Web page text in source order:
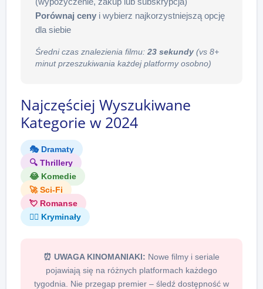
Porównaj ceny i wybierz najkorzystniejszą opcję
dla siebie
Średni czas znalezienia filmu: 23 sekundy (vs 8+
minut przeszukiwania każdej platformy osobno)
Najczęściej Wyszukiwane
Kategorie w 2024
🎭 Dramaty
🔍 Thrillery
😂 Komedie
🚀 Sci-Fi
💘 Romanse
🕵️‍♂️ Kryminały
⏰ UWAGA KINOMANIAKI: Nowe filmy i seriale
pojawiają się na różnych platformach każdego
tygodnia. Nie przegap premier – śledź dostępność w